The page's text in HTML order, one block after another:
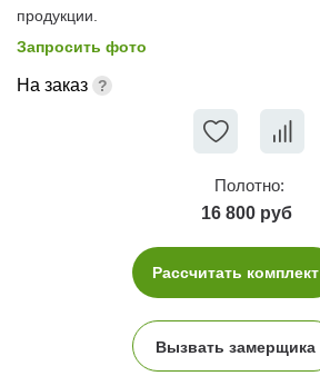
продукции.
Запросить фото
На заказ
Полотно:
16 800 руб
Рассчитать комплект
Вызвать замерщика